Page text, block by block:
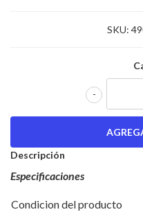
SKU:
-
Descripción
Especificaciones
Condicion del producto